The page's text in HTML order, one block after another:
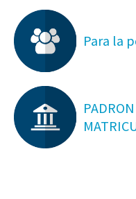
Para la